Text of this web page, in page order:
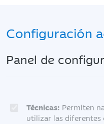
Configuración
Panel de
Técnicas: Permiten
utilizar las diferentes